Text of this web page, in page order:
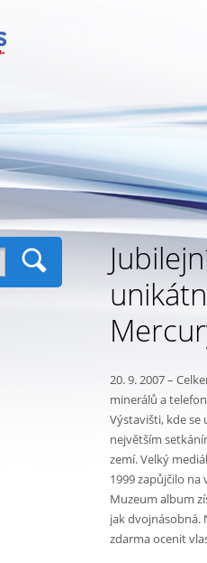
20. 9. 2007 –
minerálů a
Výstavišti, kde
největším
zemí. Velký
1999 zapůjčilo
Muzeum album
jak dvojnásobná.
zdarma ocenit